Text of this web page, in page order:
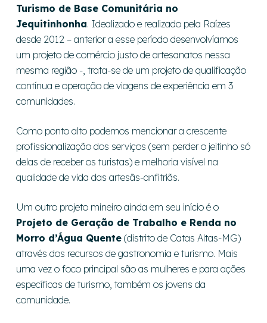
Turismo de Base Comunitária no
Jequitinhonha. Idealizado e realizado pela Raízes
desde 2012 – anterior a esse período desenvolvíamos
um projeto de comércio justo de artesanatos nessa
mesma região -, trata-se de um projeto de qualificação
contínua e operação de viagens de experiência em 3
comunidades.
Como ponto alto podemos mencionar a crescente
profissionalização dos serviços (sem perder o jeitinho só
delas de receber os turistas) e melhoria visível na
qualidade de vida das artesãs-anfitriãs.
Um outro projeto mineiro ainda em seu início é o
Projeto de Geração de Trabalho e Renda no
Morro d’Água Quente(distrito de Catas Altas-MG)
através dos recursos de gastronomia e turismo. Mais
uma vez o foco principal são as mulheres e para ações
específicas de turismo, também os jovens da
comunidade.